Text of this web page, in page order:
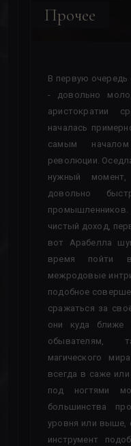
Прочее
В первую очередь
- довольно
аристократии
началась
самым
революции.
нужный
довольно
чистый доход,
вот Арабелла
время пойти
межродовые
подобное
сражаться за
они куда ближе
обывателям,
магического
всегда в саже
под ногтями
большинства
уровня или выше,
инструмент